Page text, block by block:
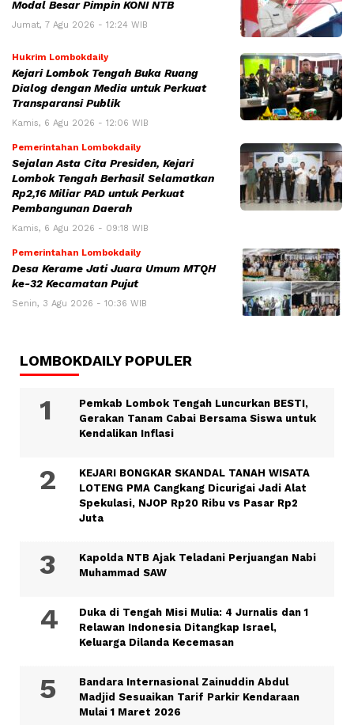
Modal Besar Pimpin KONI NTB
Jumat, 7 Agu 2026 - 12:24 WIB
Hukrim Lombokdaily
Kejari Lombok Tengah Buka Ruang
Dialog dengan Media untuk Perkuat
Transparansi Publik
Kamis, 6 Agu 2026 - 12:06 WIB
Pemerintahan Lombokdaily
Sejalan Asta Cita Presiden, Kejari
Lombok Tengah Berhasil Selamatkan
Rp2,16 Miliar PAD untuk Perkuat
Pembangunan Daerah
Kamis, 6 Agu 2026 - 09:18 WIB
Pemerintahan Lombokdaily
Desa Kerame Jati Juara Umum MTQH
ke-32 Kecamatan Pujut
Senin, 3 Agu 2026 - 10:36 WIB
LOMBOKDAILY POPULER
Pemkab Lombok Tengah Luncurkan BESTI,
Gerakan Tanam Cabai Bersama Siswa untuk
Kendalikan Inflasi
KEJARI BONGKAR SKANDAL TANAH WISATA
LOTENG PMA Cangkang Dicurigai Jadi Alat
Spekulasi, NJOP Rp20 Ribu vs Pasar Rp2
Juta
Kapolda NTB Ajak Teladani Perjuangan Nabi
Muhammad SAW
Duka di Tengah Misi Mulia: 4 Jurnalis dan 1
Relawan Indonesia Ditangkap Israel,
Keluarga Dilanda Kecemasan
Bandara Internasional Zainuddin Abdul
Madjid Sesuaikan Tarif Parkir Kendaraan
Mulai 1 Maret 2026